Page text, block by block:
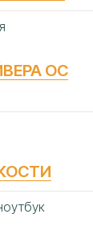
ОС
ЛАБ»